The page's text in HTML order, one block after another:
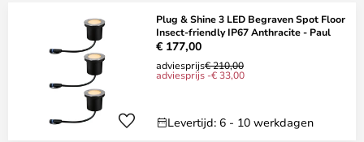
Plug & Shine 3 LED Begraven Spot Floor
Insect-friendly IP67 Anthracite - Paul
€ 177,00
adviesprijs€ 210,00
adviesprijs -€ 33,00
Levertijd: 6 - 10 werkdagen